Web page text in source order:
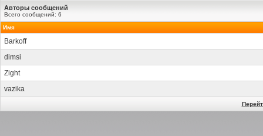
Авторы сообщений
Всего сообщений: 6
Имя
Barkoff
dimsi
Zight
vazika